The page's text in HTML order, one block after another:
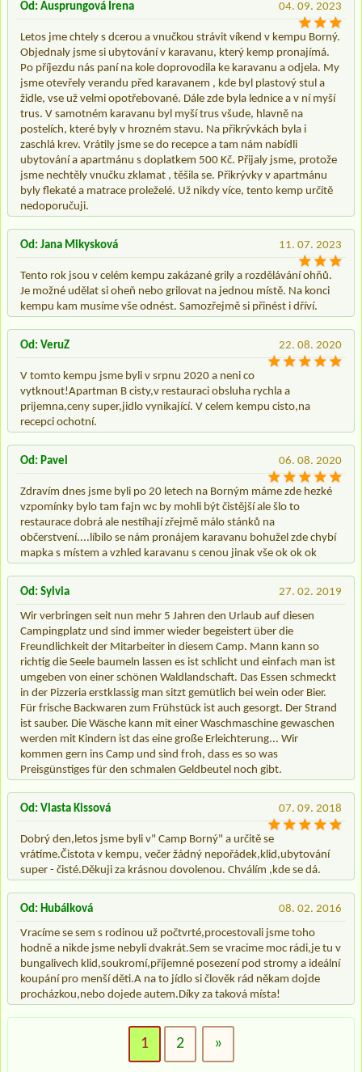
04. 09. 2023
Od: Ausprungová Irena
Letos jme chtely s dcerou a vnučkou strávit víkend v kempu Borný.
Objednaly jsme si ubytování v karavanu, který kemp pronajímá.
Po příjezdu nás paní na kole doprovodila ke karavanu a odjela. My
jsme otevřely verandu před karavanem , kde byl plastový stul a
židle, vse už velmi opotřebované. Dále zde byla lednice a v ní myší
trus. V samotném karavanu byl myší trus všude, hlavně na
postelích, které byly v hrozném stavu. Na přikrývkách byla i
zaschlá krev. Vrátily jsme se do recepce a tam nám nabídli
ubytování a apartmánu s doplatkem 500 Kč. Přijaly jsme, protože
jsme nechtěly vnučku zklamat , těšila se. Přikrývky v apartmánu
byly flekaté a matrace proleželé. Už nikdy více, tento kemp určitě
nedoporučuji.
11. 07. 2023
Od: Jana Mikysková
Tento rok jsou v celém kempu zakázané grily a rozdělávání ohňů.
Je možné udělat si oheň nebo grilovat na jednou místě. Na konci
kempu kam musíme vše odnést. Samozřejmě si přinést i dříví.
22. 08. 2020
Od: VeruZ
V tomto kempu jsme byli v srpnu 2020 a neni co
vytknout!Apartman B cisty,v restauraci obsluha rychla a
prijemna,ceny super,jidlo vynikající. V celem kempu cisto,na
recepci ochotní.
06. 08. 2020
Od: Pavel
Zdravím dnes jsme byli po 20 letech na Borným máme zde hezké
vzpomínky bylo tam fajn wc by mohli být čistější ale šlo to
restaurace dobrá ale nestíhají zřejmě málo stánků na
občerstvení....líbilo se nám pronájem karavanu bohužel zde chybí
mapka s místem a vzhled karavanu s cenou jinak vše ok ok ok
27. 02. 2019
Od: Sylvia
Wir verbringen seit nun mehr 5 Jahren den Urlaub auf diesen
Campingplatz und sind immer wieder begeistert über die
Freundlichkeit der Mitarbeiter in diesem Camp. Mann kann so
richtig die Seele baumeln lassen es ist schlicht und einfach man ist
umgeben von einer schönen Waldlandschaft. Das Essen schmeckt
in der Pizzeria erstklassig man sitzt gemütlich bei wein oder Bier.
Für frische Backwaren zum Frühstück ist auch gesorgt. Der Strand
ist sauber. Die Wäsche kann mit einer Waschmaschine gewaschen
werden mit Kindern ist das eine große Erleichterung... Wir
kommen gern ins Camp und sind froh, dass es so was
Preisgünstiges für den schmalen Geldbeutel noch gibt.
07. 09. 2018
Od: Vlasta Kissová
Dobrý den,letos jsme byli v" Camp Borný" a určitě se
vrátíme.Čistota v kempu, večer žádný nepořádek,klid,ubytování
super - čisté.Děkuji za krásnou dovolenou. Chválím ,kde se dá.
08. 02. 2016
Od: Hubálková
Vracíme se sem s rodinou už počtvrté,procestovali jsme toho
hodně a nikde jsme nebyli dvakrát.Sem se vracime moc rádi,je tu v
bungalivech klid,soukromí,příjemné posezení pod stromy a ideální
koupání pro menší děti.A na to jídlo si člověk rád někam dojde
procházkou,nebo dojede autem.Díky za taková místa!
1 2 »